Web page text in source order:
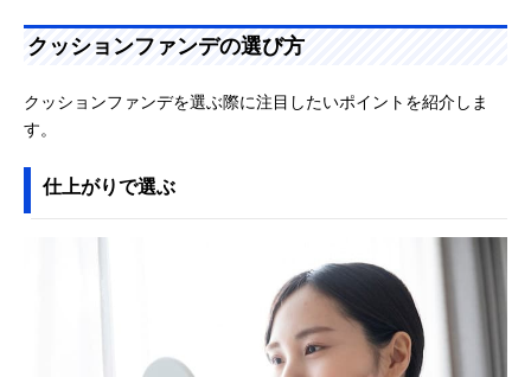
クッションファンデの選び方
クッションファンデを選ぶ際に注目したいポイントを紹介しま
す。
仕上がりで選ぶ